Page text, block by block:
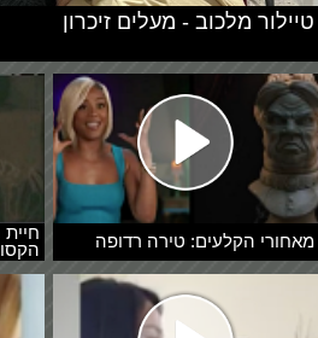
מאחורי הקלעים: טירה רדופה
טיילור מלכוב - מעלים זיכרון